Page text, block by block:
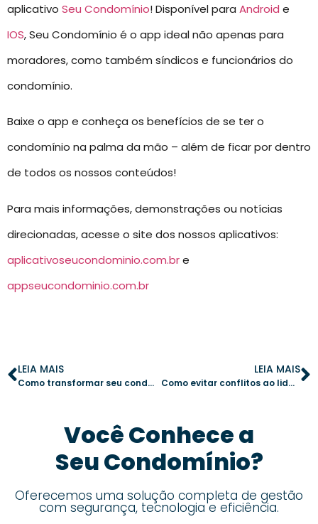
aplicativo Seu Condomínio! Disponível para Android e
IOS, Seu Condomínio é o app ideal não apenas para
moradores, como também síndicos e funcionários do
condomínio.
Baixe o app e conheça os benefícios de se ter o
condomínio na palma da mão – além de ficar por dentro
de todos os nossos conteúdos!
Para mais informações, demonstrações ou notícias
direcionadas, acesse o site dos nossos aplicativos:
aplicativoseucondominio.com.bre
appseucondominio.com.br
LEIA MAIS
Como transformar seu condomínio em um modelo de organização e segurança
LEIA MAIS
Como evitar conflitos ao lidar com inadimplência no condomínio
Você Conhece a
Seu Condomínio?
Oferecemos uma solução completa de gestão
com segurança, tecnologia e eficiência.